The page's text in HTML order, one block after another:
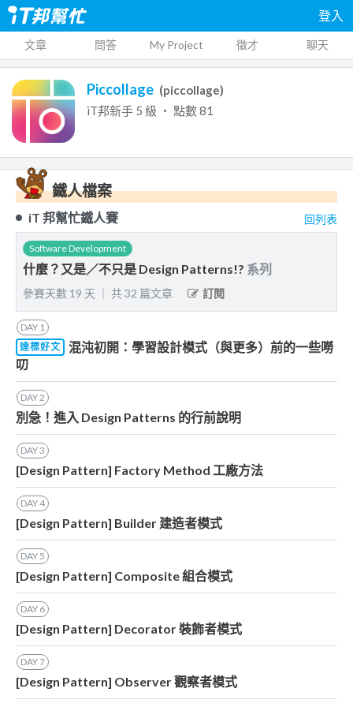
登入
文章 問答 My Project 徵才 聊天
Piccollage (piccollage)
iT邦新手 5 級 ‧ 點數81
鐵人檔案
iT 邦幫忙鐵人賽 回列表
Software Development
什麼？又是／不只是 Design Patterns!? 系列
參賽天數 19 天 共32 篇文章 訂閱
DAY 1
達標好文
混沌初開：學習設計模式（與更多）前的一些嘮
叨
DAY2
別急！進入 Design Patterns 的行前說明
DAY3
[Design Pattern] Factory Method 工廠方法
DAY4
[Design Pattern] Builder 建造者模式
DAY5
[Design Pattern] Composite 組合模式
DAY 6
[Design Pattern] Decorator 裝飾者模式
DAY7
[Design Pattern] Observer 觀察者模式